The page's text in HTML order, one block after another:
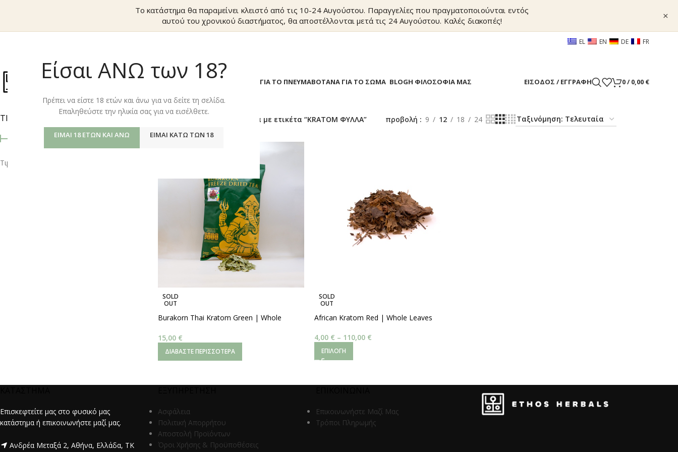
Είσαι ΑΝΩ των 18?
Πρέπει να είστε 18 ετών και άνω για να δείτε τη σελίδα.
Επαληθεύστε την ηλικία σας για να εισέλθετε.
ΕΊΜΑΙ 18 ΕΤΏΝ ΚΑΙ ΆΝΩ ΕΊΜΑΙ ΚΆΤΩ ΤΩΝ 18
Το κατάστημα θα παραμείνει κλειστό από τις 10-24 Αυγούστου. Παραγγελίες που πραγματοποιούνται εντός
αυτού του χρονικού διαστήματος, θα αποστέλλονται μετά τις 24 Αυγούστου. Καλές διακοπές!
×
EL EN DE FR
ΒΟΤΑΝΑ ΓΙΑ ΤΟ ΠΝΕΥΜΑΒΟΤΑΝΑ ΓΙΑ ΤΟ ΣΩΜΑ BLOGΗ ΦΙΛΟΣΟΦΙΑ ΜΑΣ ΕΊΣΟΔΟΣ / ΕΓΓΡΑΦΉ 0/ 0,00 €
ΤΙΜΉ
Τιμή:
Προϊόντα με ετικέτα “KRATOM ΦΥΛΛΑ” προβολή 9 12 18 24
SOLD
OUT
Burakorn Thai Kratom Green | Whole
15,00 €
ΔΙΑΒΆΣΤΕ ΠΕΡΙΣΣΌΤΕΡΑ
SOLD
OUT
African Kratom Red | Whole Leaves
4,00 € – 110,00 €
ΕΠΙΛΟΓΉ
Επισκεφτείτε μας στο φυσικό μας
κατάστημα ή επικοινωνήστε μαζί μας.
Ανδρέα Μεταξά 2, Αθήνα, Ελλάδα, ΤΚ
Ασφάλεια
Πολιτική Απορρήτου
Αποστολή Προϊόντων
Όροι Χρήσης & Προϋποθέσεις
Επικοινωνήστε Μαζί Μας
Τρόποι Πληρωμής